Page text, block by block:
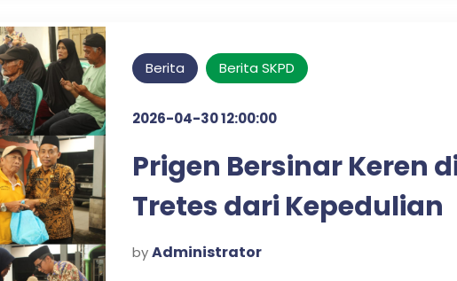
Berita Berita SKPD
2026-04-30 12:00:00
Prigen Bersinar Keren
Tretes dari Kepedulian
Jadi Inovasi
by Administrator